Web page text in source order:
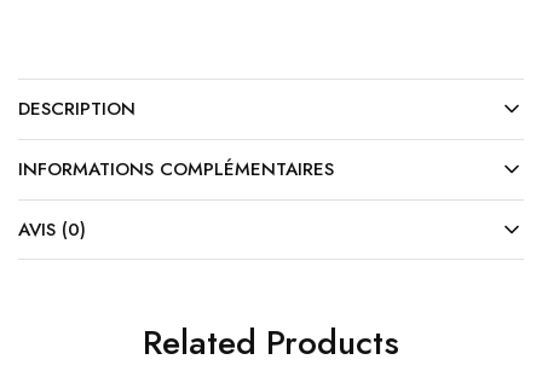
DESCRIPTION
INFORMATIONS COMPLÉMENTAIRES
AVIS (0)
Related Products